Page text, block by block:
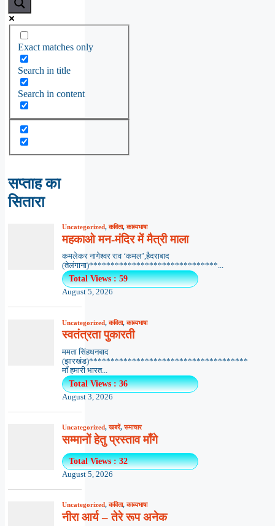
Exact matches only
Search in title
Search in content
सप्ताह का
सितारा
Uncategorized,कविता,काव्यभाषा
महकाओ मन-मंदिर में मैत्री माला
कमलेकर नागेश्वर राव ‘कमल’,हैदराबाद
(तेलंगाना)******************************...
Total Views : 59
August 5, 2026
Uncategorized,कविता,काव्यभाषा
स्वतंत्रता पुकारती
ममता सिंहधनबाद
(झारखंड)*************************************
माँ हमारी भारत...
Total Views : 36
August 3, 2026
Uncategorized,खबरें,समाचार
सम्मानों हेतु प्रस्ताव माँगे
Total Views : 32
August 5, 2026
Uncategorized,कविता,काव्यभाषा
नीरा आर्य – तेरे रूप अनेक